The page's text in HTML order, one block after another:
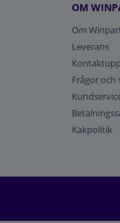
OM
Om
Leverans
Frågor och
Kakpolitik